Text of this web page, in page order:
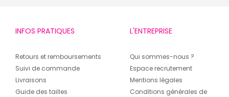
INFOS PRATIQUES
Retours et remboursements
Suivi de commande
Livraisons
Guide des tailles
L'ENTREPRISE
Qui sommes-nous ?
Espace recrutement
Mentions légales
Conditions générales de